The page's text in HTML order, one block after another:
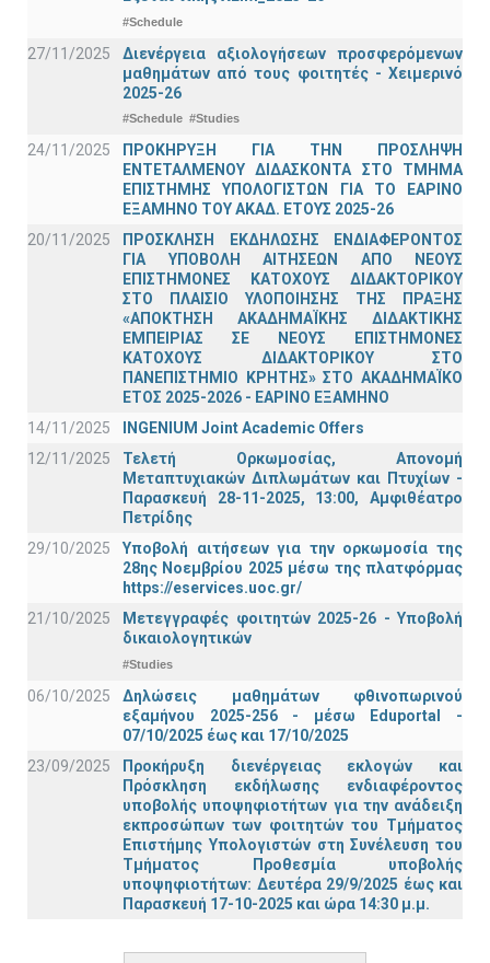
#Schedule
27/11/2025
Διενέργεια αξιολογήσεων προσφερόμενων
μαθημάτων από τους φοιτητές - Χειμερινό
2025-26
#Schedule #Studies
24/11/2025
ΠΡΟΚΗΡΥΞΗ ΓΙΑ ΤΗΝ ΠΡΟΣΛΗΨΗ
ΕΝΤΕΤΑΛΜΕΝΟΥ ΔΙΔΑΣΚΟΝΤΑ ΣΤΟ ΤΜΗΜΑ
ΕΠΙΣΤΗΜΗΣ ΥΠΟΛΟΓΙΣΤΩΝ ΓΙΑ ΤΟ ΕΑΡΙΝΟ
ΕΞΑΜΗΝΟ ΤΟΥ ΑΚΑΔ. ΕΤΟΥΣ 2025-26
20/11/2025
ΠΡΟΣΚΛΗΣΗ ΕΚΔΗΛΩΣΗΣ ΕΝΔΙΑΦΕΡΟΝΤΟΣ
ΓΙΑ ΥΠΟΒΟΛΗ ΑΙΤΗΣΕΩΝ ΑΠΟ ΝΕΟΥΣ
ΕΠΙΣΤΗΜΟΝΕΣ ΚΑΤΟΧΟΥΣ ΔΙΔΑΚΤΟΡΙΚΟΥ
ΣΤΟ ΠΛΑΙΣΙΟ ΥΛΟΠΟΙΗΣΗΣ ΤΗΣ ΠΡΑΞΗΣ
«ΑΠΟΚΤΗΣΗ ΑΚΑΔΗΜΑΪΚΗΣ ΔΙΔΑΚΤΙΚΗΣ
ΕΜΠΕΙΡΙΑΣ ΣΕ ΝΕΟΥΣ ΕΠΙΣΤΗΜΟΝΕΣ
ΚΑΤΟΧΟΥΣ ΔΙΔΑΚΤΟΡΙΚΟΥ ΣΤΟ
ΠΑΝΕΠΙΣΤΗΜΙΟ ΚΡΗΤΗΣ» ΣΤΟ ΑΚΑΔΗΜΑΪΚΟ
ΕΤΟΣ 2025-2026 - ΕΑΡΙΝΟ ΕΞΑΜΗΝΟ
14/11/2025
INGENIUM Joint Academic Offers
12/11/2025
Τελετή Ορκωμοσίας, Απονομή
Μεταπτυχιακών Διπλωμάτων και Πτυχίων -
Παρασκευή 28-11-2025, 13:00, Αμφιθέατρο
Πετρίδης
29/10/2025
Υποβολή αιτήσεων για την ορκωμοσία της
28ης Νοεμβρίου 2025 μέσω της πλατφόρμας
https://eservices.uoc.gr/
21/10/2025
Μετεγγραφές φοιτητών 2025-26 - Υποβολή
δικαιολογητικών
#Studies
06/10/2025
Δηλώσεις μαθημάτων φθινοπωρινού
εξαμήνου 2025-256 - μέσω Εduportal -
07/10/2025 έως και 17/10/2025
23/09/2025
Προκήρυξη διενέργειας εκλογών και
Πρόσκληση εκδήλωσης ενδιαφέροντος
υποβολής υποψηφιοτήτων για την ανάδειξη
εκπροσώπων των φοιτητών του Τμήματος
Επιστήμης Υπολογιστών στη Συνέλευση του
Τμήματος Προθεσμία υποβολής
υποψηφιοτήτων: Δευτέρα 29/9/2025 έως και
Παρασκευή 17-10-2025 και ώρα 14:30 μ.μ.